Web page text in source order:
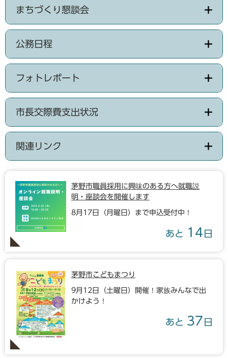
まちづくり懇談会
公務日程
フォトレポート
市長交際費支出状況
関連リンク
茅野市職員採用に興味のある方へ就職説
明・座談会を開催します
8月17日（月曜日）まで申込受付中！
あと 14 日
茅野市こどもまつり
9月12日（土曜日）開催！家族みんなで出
かけよう！
あと 37 日